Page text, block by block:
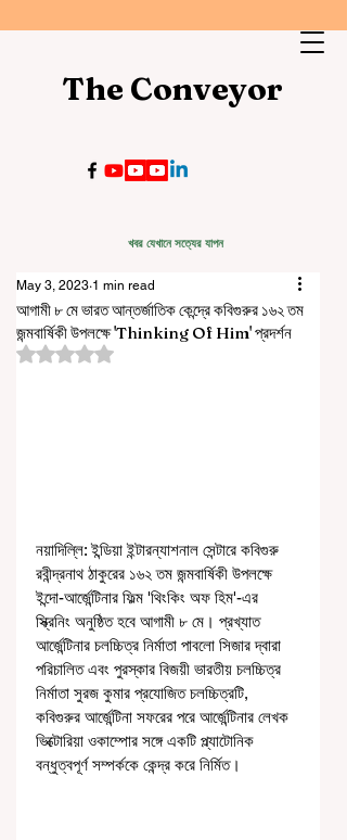
The Conveyor
খবর যেখানে সত্যের যাপন
আগামী ৮ মে ভারত আন্তর্জাতিক কেন্দ্রে কবিগুরুর ১৬২ তম
জন্মবার্ষিকী উপলক্ষে 'Thinking Of Him' প্রদর্শন
May 3, 2023 1 min read
Rated NaN out of 5 stars.
নয়াদিল্লি: ইন্ডিয়া ইন্টারন্যাশনাল সেন্টারে কবিগুরু
রবীন্দ্রনাথ ঠাকুরের ১৬২ তম জন্মবার্ষিকী উপলক্ষে
ইন্দো-আর্জেন্টিনার ফিল্ম 'থিংকিং অফ হিম'-এর
স্ক্রিনিং অনুষ্ঠিত হবে আগামী ৮ মে। প্রখ্যাত
আর্জেন্টিনার চলচ্চিত্র নির্মাতা পাবলো সিজার দ্বারা
পরিচালিত এবং পুরস্কার বিজয়ী ভারতীয় চলচ্চিত্র
নির্মাতা সুরজ কুমার প্রযোজিত চলচ্চিত্রটি,
কবিগুরুর আর্জেন্টিনা সফরের পরে আর্জেন্টিনার লেখক
ভিক্টোরিয়া ওকাম্পোর সঙ্গে একটি প্ল্যাটোনিক
বন্ধুত্বপূর্ণ সম্পর্ককে কেন্দ্র করে নির্মিত।